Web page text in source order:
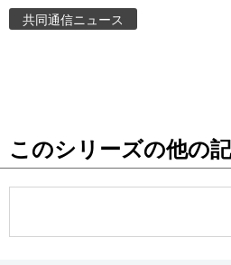
東京
共同通信ニュース
このシリーズの他の